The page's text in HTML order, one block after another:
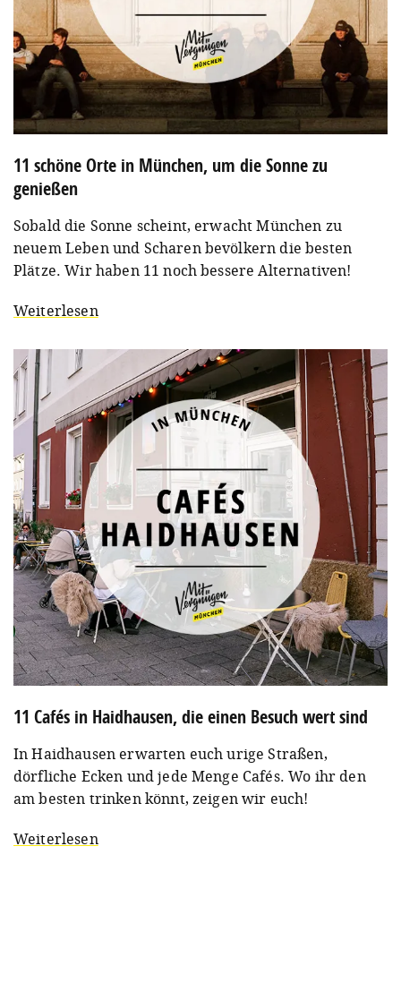
11 schöne Orte in München, um die Sonne zu
genießen
Sobald die Sonne scheint, erwacht München zu
neuem Leben und Scharen bevölkern die besten
Plätze. Wir haben 11 noch bessere Alternativen!
Weiterlesen
11 Cafés in Haidhausen, die einen Besuch wert sind
In Haidhausen erwarten euch urige Straßen,
dörfliche Ecken und jede Menge Cafés. Wo ihr den
am besten trinken könnt, zeigen wir euch!
Weiterlesen